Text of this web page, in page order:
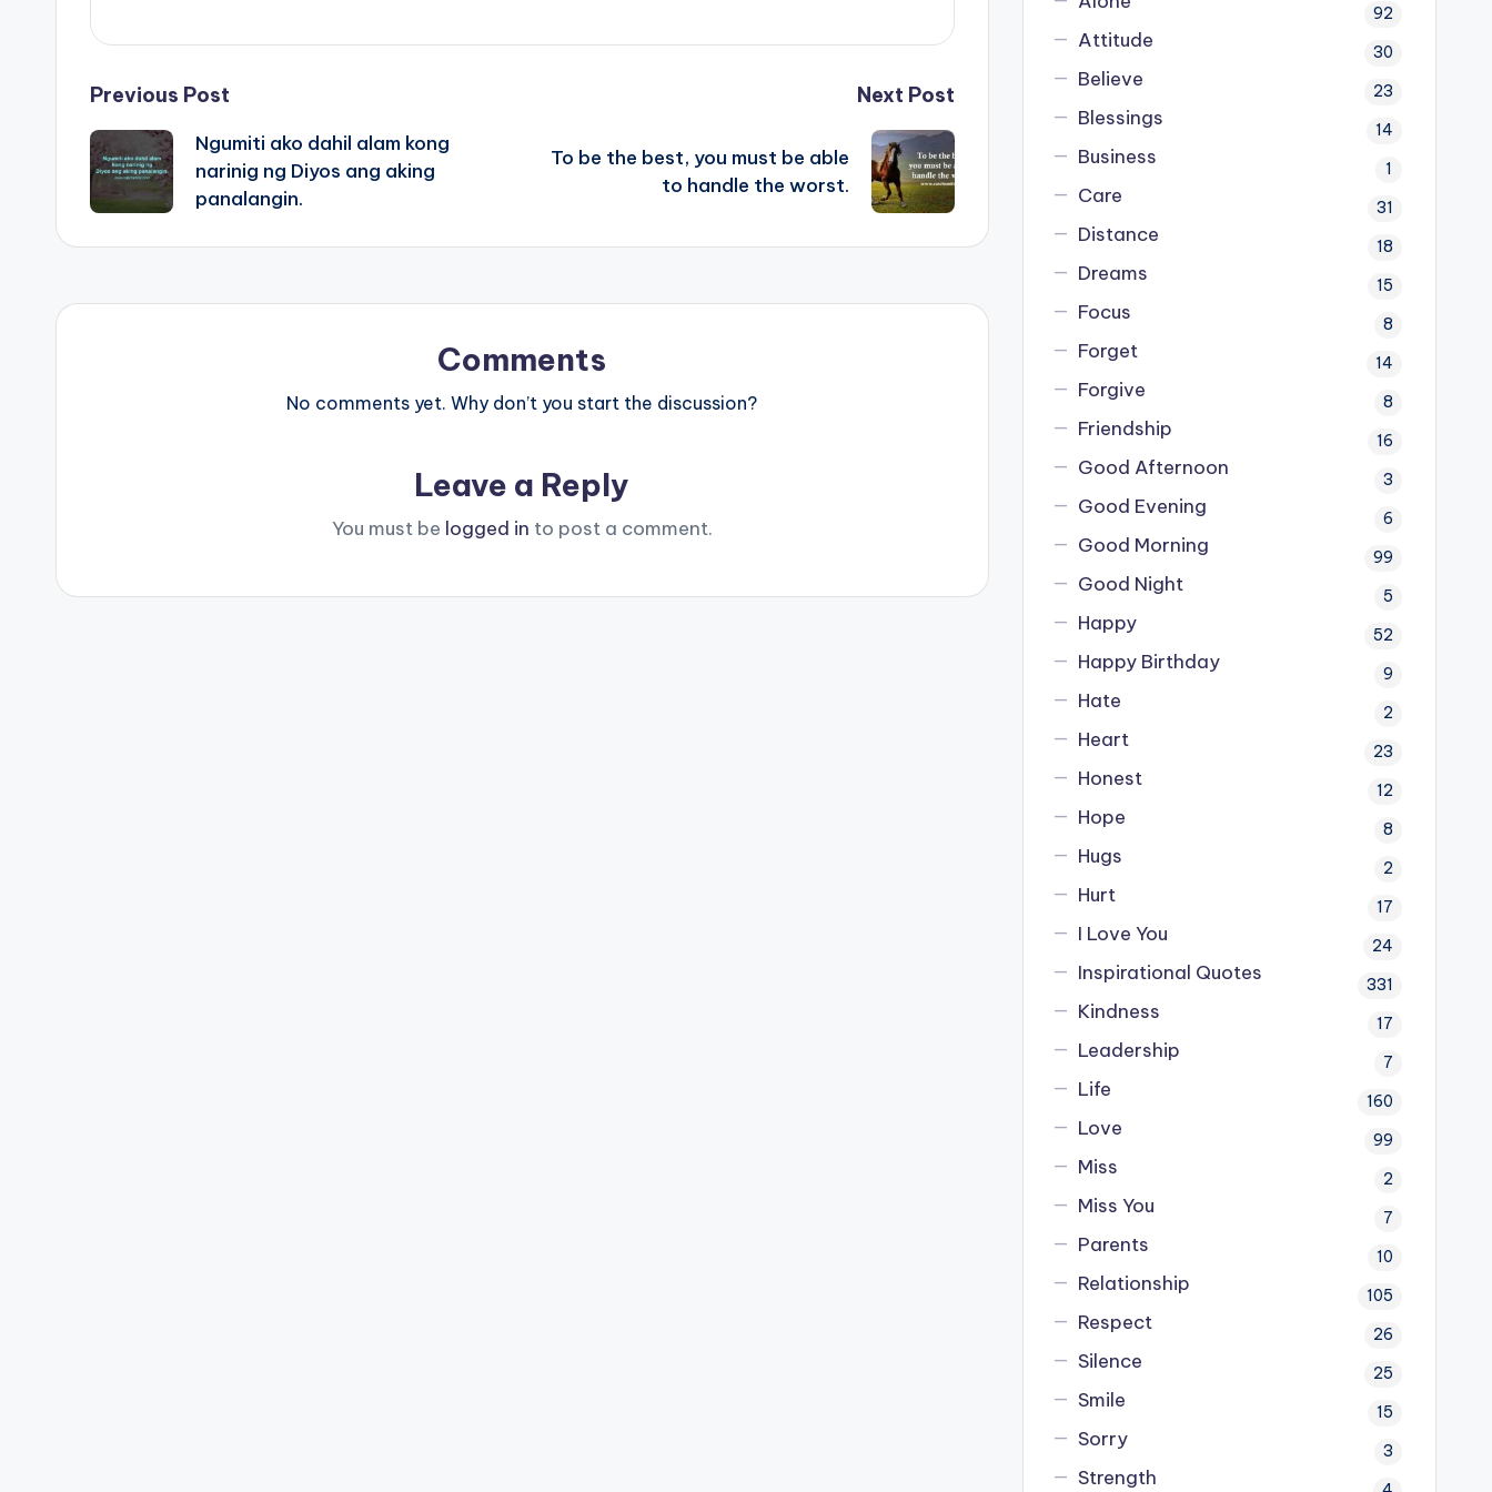
Post
navigation
Previous Post
Ngumiti ako dahil alam kong
narinig ng Diyos ang aking
panalangin.
Next Post
To be the best, you must be able
to handle the worst.
Comments
No comments yet. Why don’t you start the discussion?
Leave a Reply
You must be logged in to post a comment.
92
Attitude 30
Believe 23
Blessings 14
Business 1
Care 31
Distance 18
Dreams 15
Focus 8
Forget 14
Forgive 8
Friendship 16
Good Afternoon 3
Good Evening 6
Good Morning 99
Good Night 5
Happy 52
Happy Birthday 9
Hate 2
Heart 23
Honest 12
Hope 8
Hugs 2
Hurt 17
I Love You 24
Inspirational Quotes 331
Kindness 17
Leadership 7
Life 160
Love 99
Miss 2
Miss You 7
Parents 10
Relationship 105
Respect 26
Silence 25
Smile 15
Sorry 3
Strength